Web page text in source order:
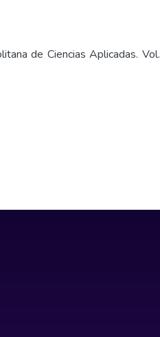
de Ciencias Aplicadas. Vol.